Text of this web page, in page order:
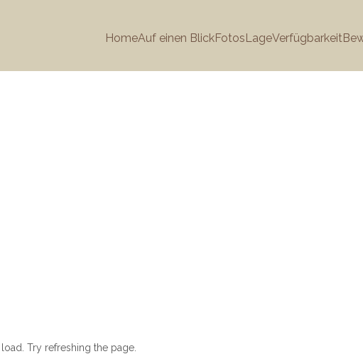
HomeAuf einen BlickFotosLageVerfügbarkeit
Try refreshing the page.